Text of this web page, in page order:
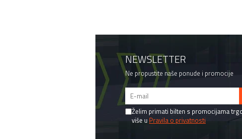
NEWSLETTER
Ne propustite naše ponude i promocije
Želim primati bilten s promocijama
više u Pravila o privatnosti